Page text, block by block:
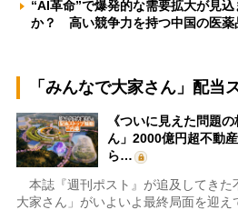
“AI革命”で爆発的な需要拡大が見
か？ 高い競争力を持つ中国の医
「みんなで大家さん」配当
《ついに見えた問題
ん」2000億円超不動
ら…
本誌『週刊ポスト』が追及してきた
大家さん」がいよいよ最終局面を迎え